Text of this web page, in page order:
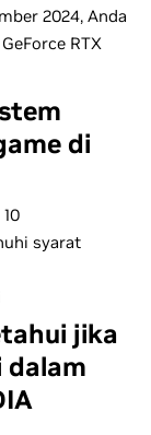
2024, Anda
RTX
di
syarat
jika
dalam